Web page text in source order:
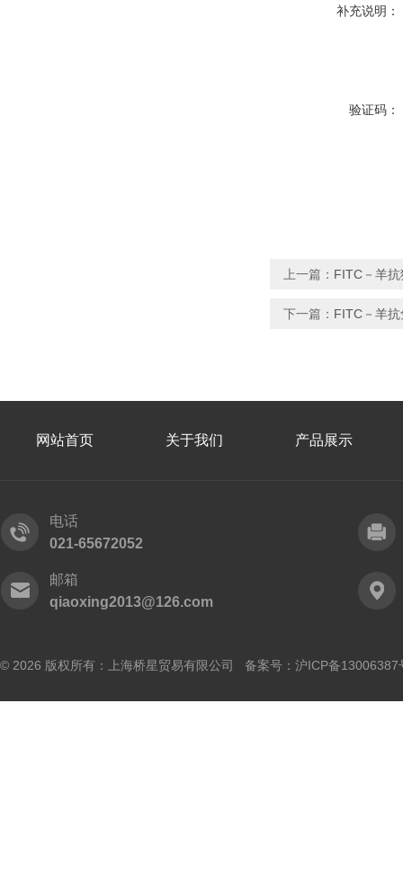
补充说明：
验证码：
上一篇： FITC－羊
下一篇： FITC－羊
网站首页 关于我们 产品展示
电话
021-65672052
邮箱
qiaoxing2013@126.com
© 2026 版权所有：上海桥星贸易有限公司 备案号： 沪ICP备13006387